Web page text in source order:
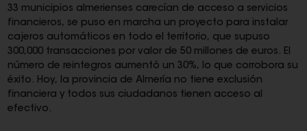
33 municipios almerienses carecían de acceso a servicios
financieros, se puso en marcha un proyecto para instalar
cajeros automáticos en todo el territorio, que supuso
300,000 transacciones por valor de 50 millones de euros. El
número de reintegros aumentó un 30%, lo que corrobora su
éxito. Hoy, la provincia de Almería no tiene exclusión
financiera y todos sus ciudadanos tienen acceso al
efectivo.